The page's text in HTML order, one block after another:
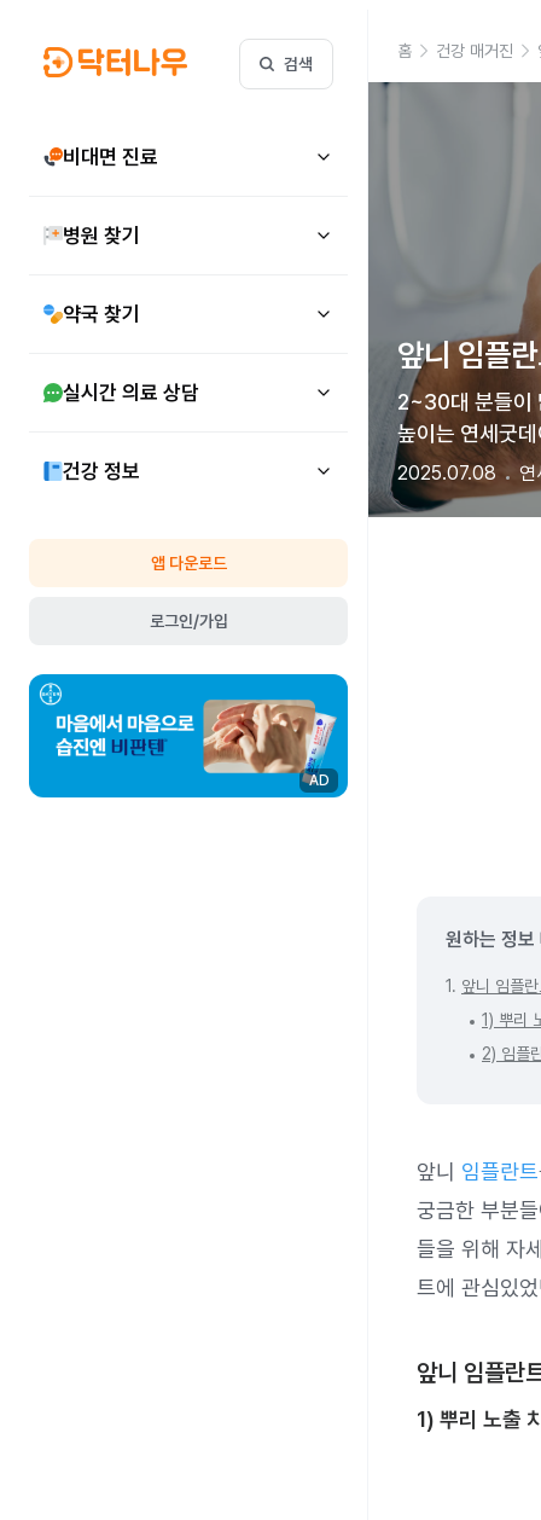
검색
비대면 진료
병원 찾기
약국 찾기
실시간 의료 상담
건강 정보
앱 다운로드
로그인/가입
AD
홈 건강 매거진
앞니 임플
2~30대 분들이
높이는 연세굿
2025.07.08
원하는 정보
1. 앞니 임플
1) 뿌리
2) 임플
앞니 임플란트
궁금한 부분
들을 위해 자
트에 관심있
앞니 임플란
1) 뿌리 노출